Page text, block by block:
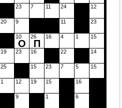
23 7 11 24 12
20 9 11 23
10
О
26
П
16 4 1 15
19 23 16 22 14
25 15 23 7 5 15
1 12 19 15 16
9 1 6